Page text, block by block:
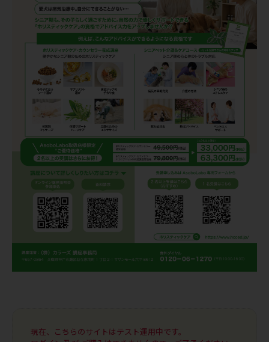
現在、こちらのサイトはテスト運用中です。